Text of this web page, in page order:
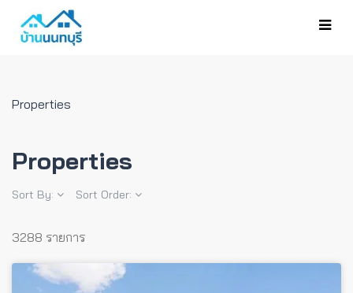
Properties
Properties
Sort By: Sort Order:
3288 รายการ